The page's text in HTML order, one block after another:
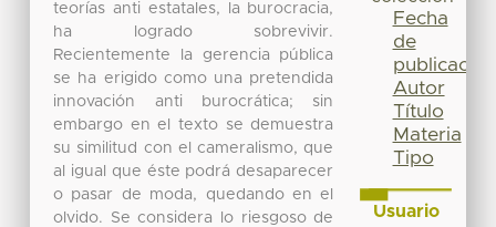
teorías anti estatales, la burocracia,
ha logrado sobrevivir.
Recientemente la gerencia pública
se ha erigido como una pretendida
innovación anti burocrática; sin
embargo en el texto se demuestra
su similitud con el cameralismo, que
al igual que éste podrá desaparecer
o pasar de moda, quedando en el
olvido. Se considera lo riesgoso de
Fecha
de
publicación
Autor
Título
Materia
Tipo
Usuario